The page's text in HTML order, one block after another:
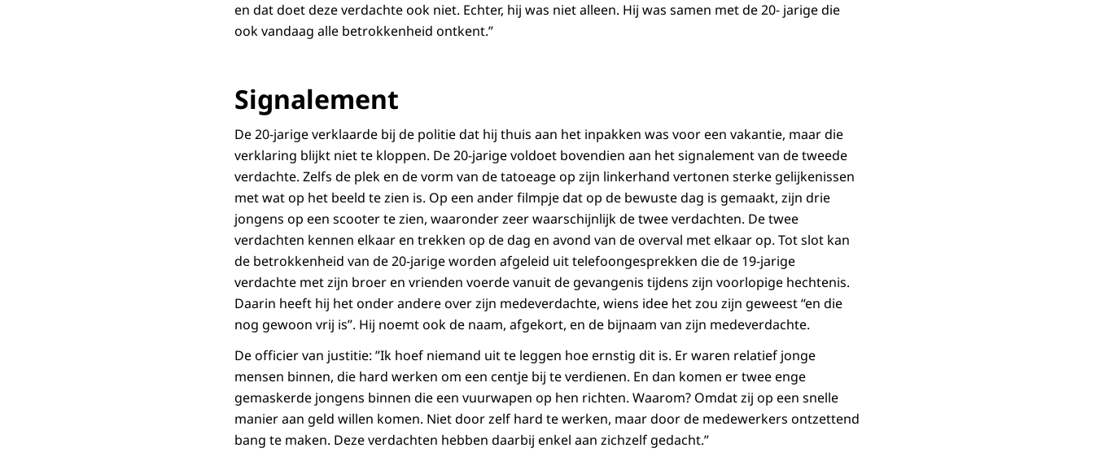
en dat doet deze verdachte ook niet. Echter, hij was niet alleen. Hij was samen met de 20- jarige die
ook vandaag alle betrokkenheid ontkent.”
Signalement
De 20-jarige verklaarde bij de politie dat hij thuis aan het inpakken was voor een vakantie, maar die
verklaring blijkt niet te kloppen. De 20-jarige voldoet bovendien aan het signalement van de tweede
verdachte. Zelfs de plek en de vorm van de tatoeage op zijn linkerhand vertonen sterke gelijkenissen
met wat op het beeld te zien is. Op een ander filmpje dat op de bewuste dag is gemaakt, zijn drie
jongens op een scooter te zien, waaronder zeer waarschijnlijk de twee verdachten. De twee
verdachten kennen elkaar en trekken op de dag en avond van de overval met elkaar op. Tot slot kan
de betrokkenheid van de 20-jarige worden afgeleid uit telefoongesprekken die de 19-jarige
verdachte met zijn broer en vrienden voerde vanuit de gevangenis tijdens zijn voorlopige hechtenis.
Daarin heeft hij het onder andere over zijn medeverdachte, wiens idee het zou zijn geweest “en die
nog gewoon vrij is”. Hij noemt ook de naam, afgekort, en de bijnaam van zijn medeverdachte.
De officier van justitie: ”Ik hoef niemand uit te leggen hoe ernstig dit is. Er waren relatief jonge
mensen binnen, die hard werken om een centje bij te verdienen. En dan komen er twee enge
gemaskerde jongens binnen die een vuurwapen op hen richten. Waarom? Omdat zij op een snelle
manier aan geld willen komen. Niet door zelf hard te werken, maar door de medewerkers ontzettend
bang te maken. Deze verdachten hebben daarbij enkel aan zichzelf gedacht.”